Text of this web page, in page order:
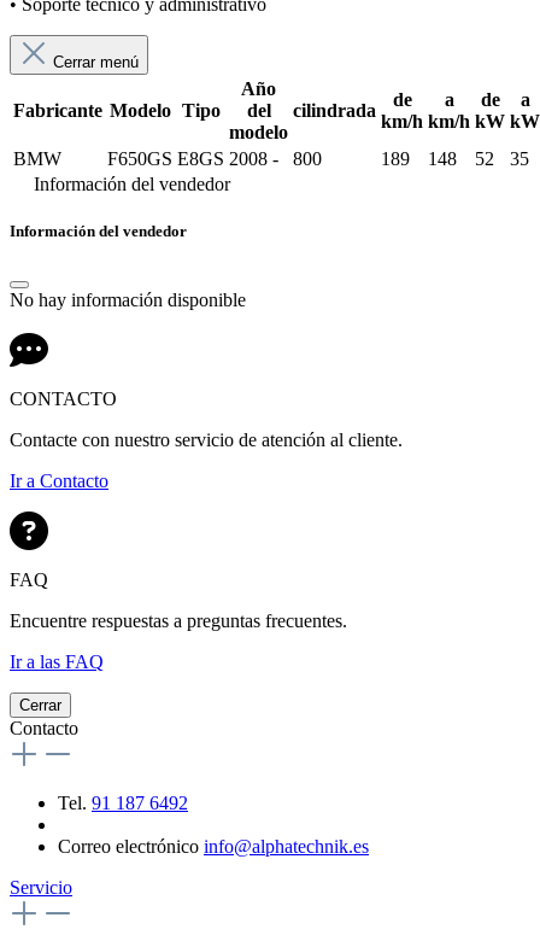
• Soporte técnico y administrativo
Cerrar menú
Fabricante Modelo Tipo
Año
del
modelo
cilindrada
de
km/h
a
km/h
de
kW
a
kW
BMW
F650GS E8GS 2008 - 800 189 148 52
35
Información del vendedor
Información del vendedor
No hay información disponible
CONTACTO
Contacte con nuestro servicio de atención al cliente.
Ir a Contacto
FAQ
Encuentre respuestas a preguntas frecuentes.
Ir a las FAQ
Cerrar
Contacto
Tel. 91 187 6492
Correo electrónico info@alphatechnik.es
Servicio